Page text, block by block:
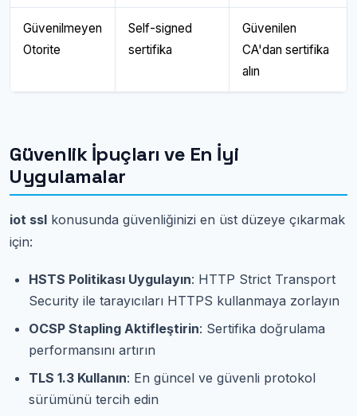
Güvenilmeyen
Otorite
Self-signed
sertifika
Güvenilen
CA'dan sertifika
alın
Güvenlik İpuçları ve En İyi
Uygulamalar
iot ssl konusunda güvenliğinizi en üst düzeye çıkarmak
için:
HSTS Politikası Uygulayın: HTTP Strict Transport
Security ile tarayıcıları HTTPS kullanmaya zorlayın
OCSP Stapling Aktifleştirin: Sertifika doğrulama
performansını artırın
TLS 1.3 Kullanın: En güncel ve güvenli protokol
sürümünü tercih edin